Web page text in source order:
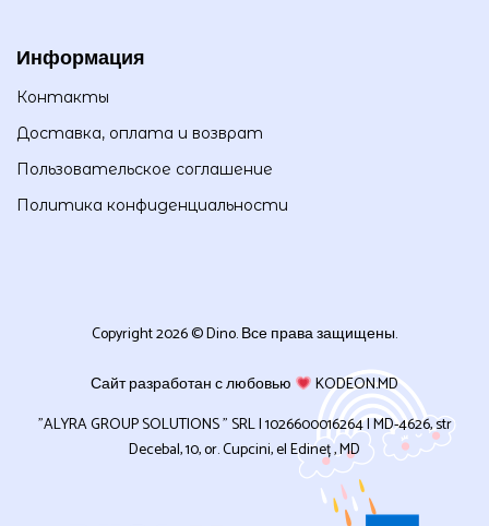
Информация
Контакты
Доставка, оплата и возврат
Пользовательское соглашение
Политика конфиденциальности
Copyright 2026 © Dino. Все права защищены.
Сайт разработан с любовью
KODEON.MD
”ALYRA GROUP SOLUTIONS ” SRL | 1026600016264 | MD-4626, str
Decebal, 10, or. Cupcini, el Edineț , MD